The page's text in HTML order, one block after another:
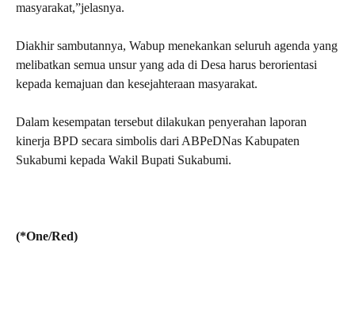
masyarakat,”jelasnya.
Diakhir sambutannya, Wabup menekankan seluruh agenda yang
melibatkan semua unsur yang ada di Desa harus berorientasi
kepada kemajuan dan kesejahteraan masyarakat.
Dalam kesempatan tersebut dilakukan penyerahan laporan
kinerja BPD secara simbolis dari ABPeDNas Kabupaten
Sukabumi kepada Wakil Bupati Sukabumi.
(*One/Red)